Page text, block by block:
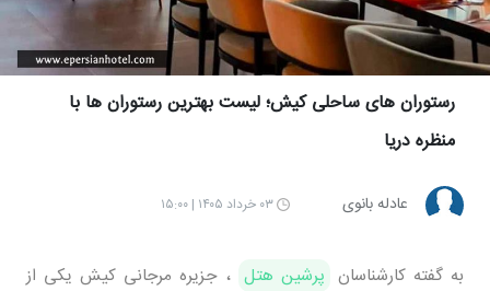
رستوران های ساحلی کیش؛ لیست بهترین رستوران ها با
منظره دریا
عادله بانوی ۰۳ خرداد ۱۴۰۵ | ۱۵:۰۰
به گفته کارشناسان پرشین هتل ، جزیره مرجانی کیش یکی از